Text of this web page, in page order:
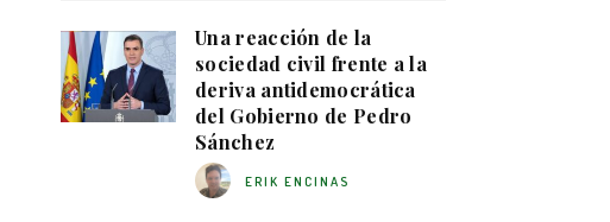
Una reacción de la
sociedad civil frente a la
deriva antidemocrática
del Gobierno de Pedro
Sánchez
ERIK ENCINAS